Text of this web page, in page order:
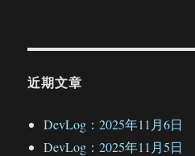
近期文章
DevLog：2025年11月6日
DevLog：2025年11月5日